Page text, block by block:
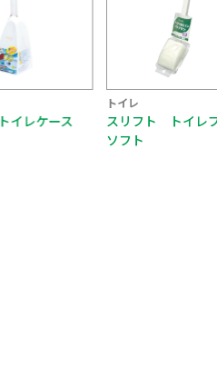
イレケース
トイレ
スリフト トイ
ソフト